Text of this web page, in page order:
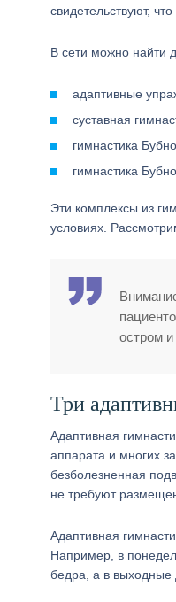
свидетельствуют,
В сети можно найти
адаптивные
суставная
гимнастика
гимнастика
Эти комплексы из
условиях.
остром
Три
Адаптивная
аппарата и многих
безболезненная
не требуют
Адаптивная
Например, в
бедра, а в выходные